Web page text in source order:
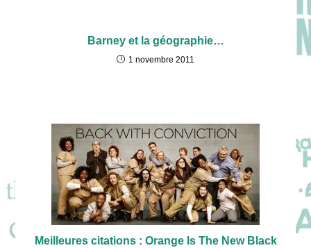
Barney et la géographie…
1 novembre 2011
Meilleures citations : Orange Is The New Black